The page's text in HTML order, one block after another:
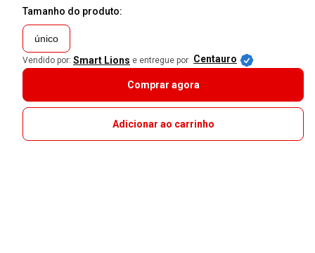
Tamanho do produto:
único
Vendido por: Smart Lions e entregue por Centauro
Comprar agora
Adicionar ao carrinho